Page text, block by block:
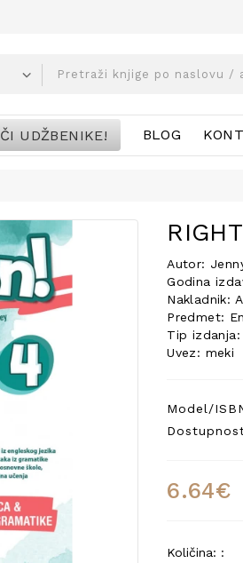
UDŽBENIKE! BLOG
Autor:
Godina
Nakladnik:
Predmet:
Tip
Uvez: meki
Model/
6.64€
Količina: :